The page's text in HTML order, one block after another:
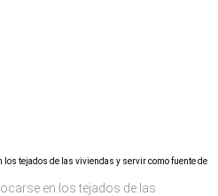
en los tejados de las